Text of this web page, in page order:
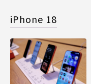
iPhone 18